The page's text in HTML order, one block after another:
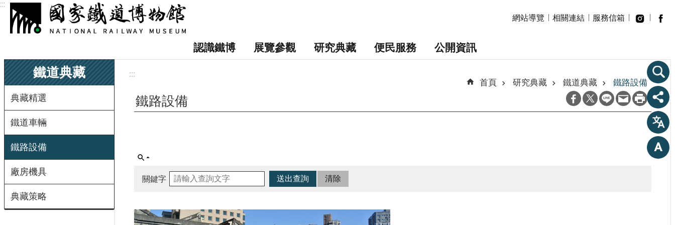
跳到主要內容區塊
網站導覽
相關連結 服務信箱
認識鐵博 展覽參觀 研究典藏 便民服務 公開資訊
鐵道典藏
典藏精選
鐵道車輛
鐵路設備
廠房機具
典藏策略
:::
首頁 研究典藏 鐵道典藏 鐵路設備
鐵路設備
關鍵字